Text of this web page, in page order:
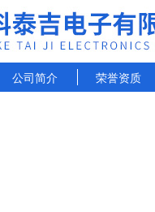
公司简介 荣誉资质